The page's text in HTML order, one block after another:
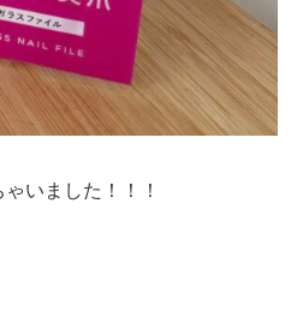
いました！！！